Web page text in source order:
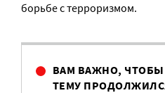
борьбе с терроризмом.
ВАМ ВАЖНО, ЧТОБЫ
ТЕМУ